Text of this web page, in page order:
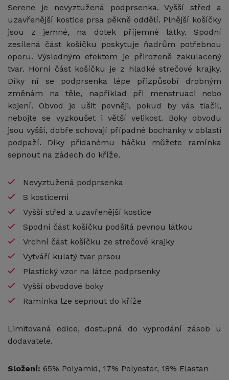
Serene je nevyztužená podprsenka. Vyšší střed a
uzavřenější kostice prsa pěkně oddělí. Plnější košíčky
jsou z jemné, na dotek příjemné látky. Spodní
zesílená část košíčku poskytuje ňadrům potřebnou
oporu. Výsledným efektem je přirozeně zakulacený
tvar. Horní část košíčku je z hladké strečové krajky.
Díky ní se podprsenka lépe přizpůsobí drobným
změnám na těle, například při menstruaci nebo
kojení. Obvod je ušit pevněji, pokud by vás tlačil,
nebojte se vyzkoušet i větší velikost. Boky obvodu
jsou vyšší, dobře schovají případné bochánky v oblasti
podpaží. Díky přidanému háčku můžete ramínka
sepnout na zádech do kříže.
Nevyztužená podprsenka
S kosticemi
Vyšší střed a uzavřenější kostice
Spodní část košíčku podšitá pevnou látkou
Vrchní část košíčku ze strečové krajky
Vytváří kulatý tvar prsou
Plastický vzor na látce podprsenky
Vyšší obvodové boky
Ramínka lze sepnout do kříže
Limitovaná edice, dostupná do vyprodání zásob u
dodavatele.
Složení: 65% Polyamid, 17% Polyester, 18% Elastan